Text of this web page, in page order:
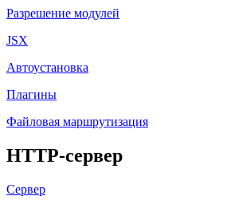
Разрешение модулей
JSX
Автоустановка
Плагины
Файловая маршрутизация
HTTP-сервер
Сервер